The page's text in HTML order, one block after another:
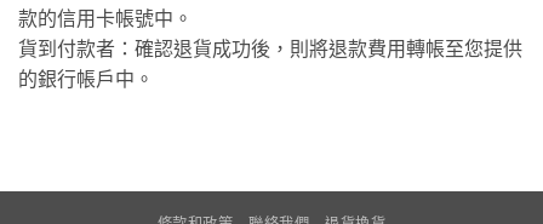
款的信用卡帳號中。
貨到付款者：確認退貨成功後，則將退款費用轉帳至您提供
的銀行帳戶中。